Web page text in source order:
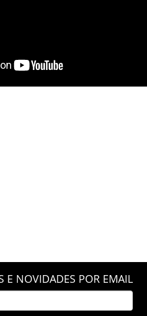
E NOVIDADES POR EMAIL